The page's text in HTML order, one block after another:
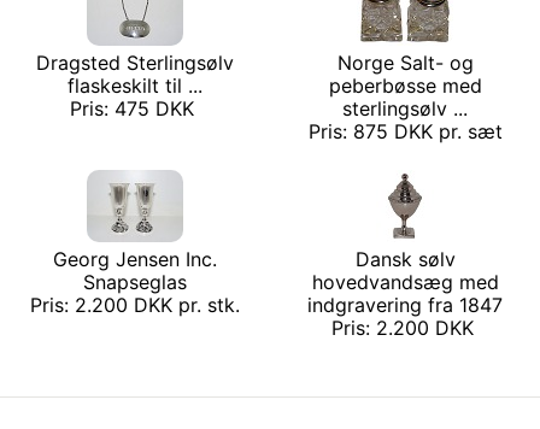
Dragsted Sterlingsølv
flaskeskilt til ...
Pris: 475 DKK
Norge Salt- og
peberbøsse med
sterlingsølv ...
Pris: 875 DKK pr. sæt
Georg Jensen Inc.
Snapseglas
Pris: 2.200 DKK pr. stk.
Dansk sølv
hovedvandsæg med
indgravering fra 1847
Pris: 2.200 DKK